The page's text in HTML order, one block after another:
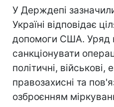
У Держдепі
Україні відповідає
допомоги США. Уряд
санкціонувати
політичні, військові,
правозахисні та
озброєнням